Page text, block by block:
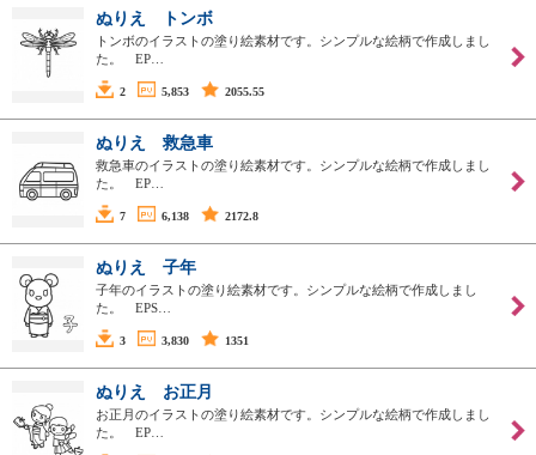
ぬりえ トンボ
トンボのイラストの塗り絵素材です。シンプルな絵柄で作成しまし
た。 EP…
2 5,853 2055.55
ぬりえ 救急車
救急車のイラストの塗り絵素材です。シンプルな絵柄で作成しまし
た。 EP…
7 6,138 2172.8
ぬりえ 子年
子年のイラストの塗り絵素材です。シンプルな絵柄で作成しまし
た。 EPS…
3 3,830 1351
ぬりえ お正月
お正月のイラストの塗り絵素材です。シンプルな絵柄で作成しまし
た。 EP…